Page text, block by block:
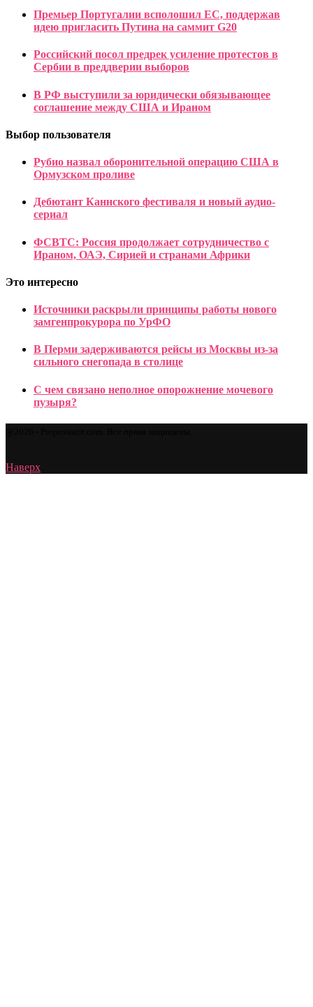
Премьер Португалии всполошил ЕС, поддержав
идею пригласить Путина на саммит G20
Российский посол предрек усиление протестов в
Сербии в преддверии выборов
В РФ выступили за юридически обязывающее
соглашение между США и Ираном
Выбор пользователя
Рубио назвал оборонительной операцию США в
Ормузском проливе
Дебютант Каннского фестиваля и новый аудио-
сериал
ФСВТС: Россия продолжает сотрудничество с
Ираном, ОАЭ, Сирией и странами Африки
Это интересно
Источники раскрыли принципы работы нового
замгенпрокурора по УрФО
В Перми задерживаются рейсы из Москвы из-за
сильного снегопада в столице
С чем связано неполное опорожнение мочевого
пузыря?
Наверх